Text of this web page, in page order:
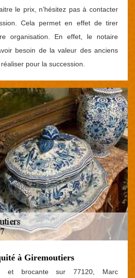
le prix, n’hésitez pas à contacter
Cela permet en effet de tirer
organisation. En effet, le notaire
besoin de la valeur des anciens
pour la succession.
à Giremoutiers
et brocante sur 77120, Marc